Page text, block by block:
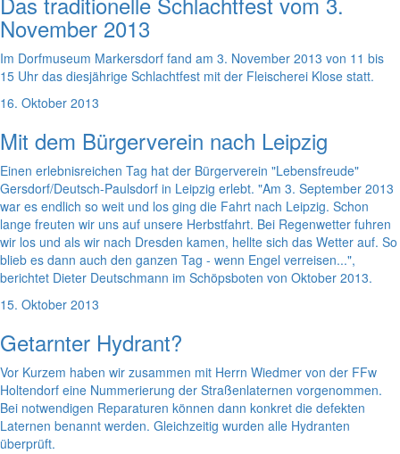
November 2013
Im Dorfmuseum Markersdorf fand am 3. November 2013 von 11 bis
15 Uhr das diesjährige Schlachtfest mit der Fleischerei Klose statt.
16. Oktober 2013
Mit dem Bürgerverein nach Leipzig
Einen erlebnisreichen Tag hat der Bürgerverein "Lebensfreude"
Gersdorf/Deutsch-Paulsdorf in Leipzig erlebt. "Am 3. September 2013
war es endlich so weit und los ging die Fahrt nach Leipzig. Schon
lange freuten wir uns auf unsere Herbstfahrt. Bei Regenwetter fuhren
wir los und als wir nach Dresden kamen, hellte sich das Wetter auf. So
blieb es dann auch den ganzen Tag - wenn Engel verreisen...",
berichtet Dieter Deutschmann im Schöpsboten von Oktober 2013.
15. Oktober 2013
Getarnter Hydrant?
Vor Kurzem haben wir zusammen mit Herrn Wiedmer von der FFw
Holtendorf eine Nummerierung der Straßenlaternen vorgenommen.
Bei notwendigen Reparaturen können dann konkret die defekten
Laternen benannt werden. Gleichzeitig wurden alle Hydranten
überprüft.